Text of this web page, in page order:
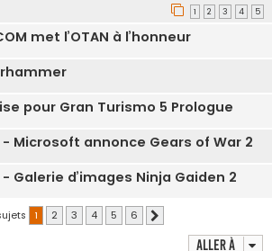
1 2 3 4 5
met l’OTAN à l’honneur
pour Gran Turismo 5 Prologue
- Microsoft annonce Gears of War 2
Galerie d’images Ninja Gaiden 2
1 2 3 4 5 6
Aller à